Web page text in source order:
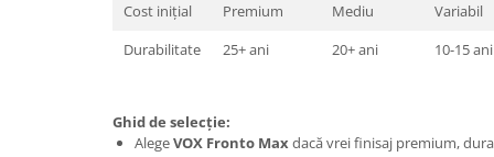
Cost inițial
Premium Mediu
Variabil
Durabilitate
25+ ani 20+ ani 10-15 ani
Ghid de selecție:
AlegeVOX Fronto Maxdacă vrei finisaj premium,